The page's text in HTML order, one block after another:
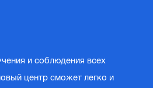
и соблюдения всех
центр сможет легко и